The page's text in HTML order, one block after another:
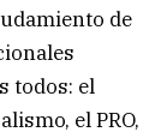
de
todos: el
el PRO,